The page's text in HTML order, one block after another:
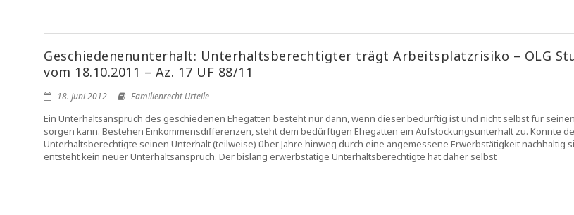
Geschiedenenunterhalt: Unterhaltsberechtigter trägt Arbeitsplatzrisiko – OLG
vom 18.10.2011 – Az. 17 UF 88/11
18. Juni 2012 Familienrecht Urteile
Ein Unterhaltsanspruch des geschiedenen Ehegatten besteht nur dann, wenn dieser bedürftig ist und nicht selbst für
sorgen kann. Bestehen Einkommensdifferenzen, steht dem bedürftigen Ehegatten ein Aufstockungsunterhalt zu. Konnte
Unterhaltsberechtigte seinen Unterhalt (teilweise) über Jahre hinweg durch eine angemessene Erwerbstätigkeit nachhaltig
entsteht kein neuer Unterhaltsanspruch. Der bislang erwerbstätige Unterhaltsberechtigte hat daher selbst